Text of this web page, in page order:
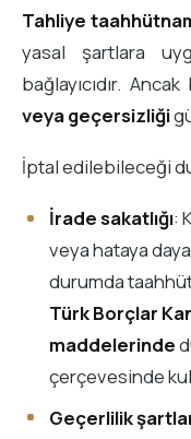
Tahliye
yasal şartlara
bağlayıcıdır.
veya geçersizliği
İptal edilebileceği
İrade sakatlığı:
veya hataya
durumda
Türk Borçlar
maddelerinde
çerçevesinde
Geçerlilik